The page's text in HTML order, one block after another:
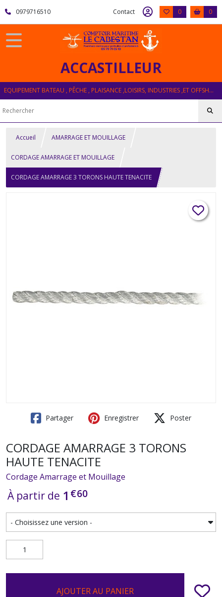
0979716510 Contact 0 0
ACCASTILLEUR
EQUIPEMENT BATEAU , PÊCHE , PLAISANCE ,LOISIRS, INDUSTRIES ,ET OFFSHORE
Accueil AMARRAGE ET MOUILLAGE
CORDAGE AMARRAGE ET MOUILLAGE
CORDAGE AMARRAGE 3 TORONS HAUTE TENACITE
Partager Enregistrer Poster
CORDAGE AMARRAGE 3 TORONS
HAUTE TENACITE
Cordage Amarrage et Mouillage
À partir de 1 €60
AJOUTER AU PANIER